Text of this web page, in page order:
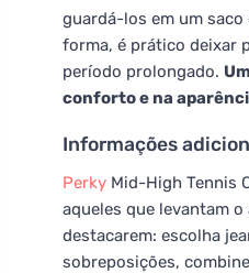
guardá-los em um
forma, é prático deixar
período prolongado.
conforto e na
Informações
Perky Mid-High Tennis
aqueles que levantam
destacarem: escolha
sobreposições,